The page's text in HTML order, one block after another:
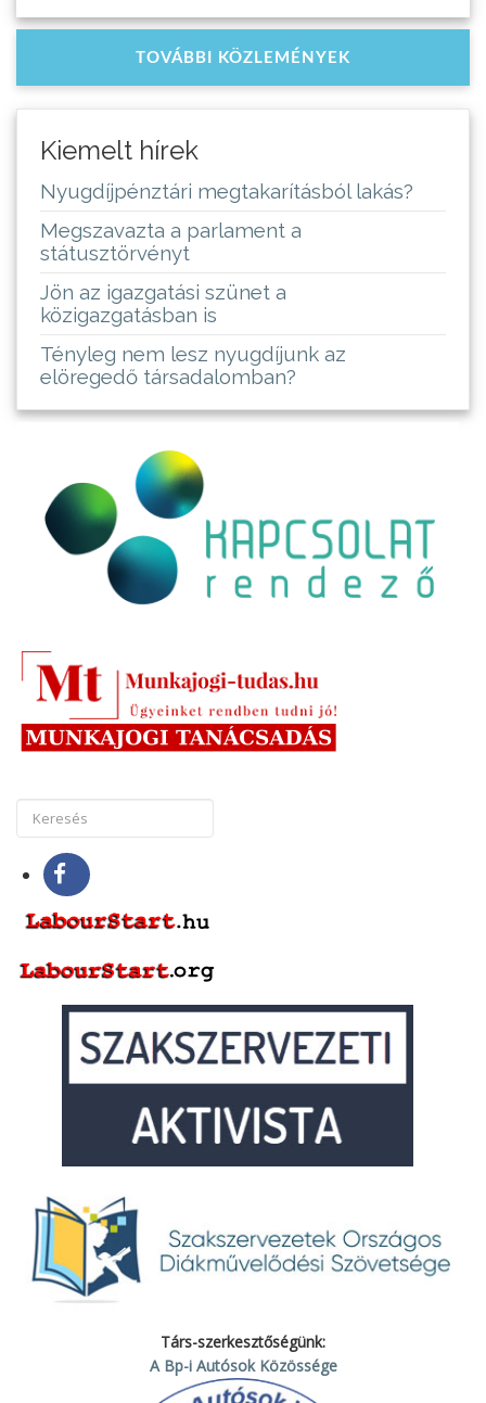
TOVÁBBI KÖZLEMÉNYEK
Kiemelt hírek
Nyugdíjpénztári megtakarításból lakás?
Megszavazta a parlament a
státusztörvényt
Jön az igazgatási szünet a
közigazgatásban is
Tényleg nem lesz nyugdíjunk az
elöregedő társadalomban?
Társ-szerkesztőségünk:
A Bp-i Autósok Közössége